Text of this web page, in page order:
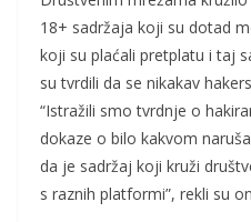
18+ sadržaja koji su dotad
koji su plaćali pretplatu i taj
su tvrdili da se nikakav
“Istražili smo tvrdnje o
dokaze o bilo kakvom
da je sadržaj koji kruži
s raznih platformi”, rekli su